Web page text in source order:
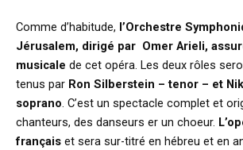
Comme d’habitude, l’Orchestre
Jérusalem, dirigé par Omer Arieli,
musicale de cet opéra. Les deux rôles
tenus par Ron Silberstein – tenor – et
soprano. C’est un spectacle complet et
chanteurs, des danseurs er un choeur.
français et sera sur-titré en hébreu et en